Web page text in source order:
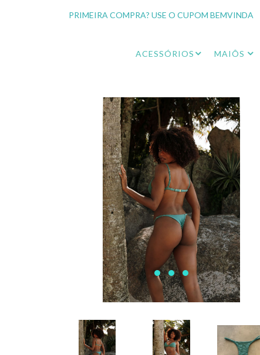
PRIMEIRA COMPRA? USE O CUPOM BEMVINDA
ACESSÓRIOS MAIÔS